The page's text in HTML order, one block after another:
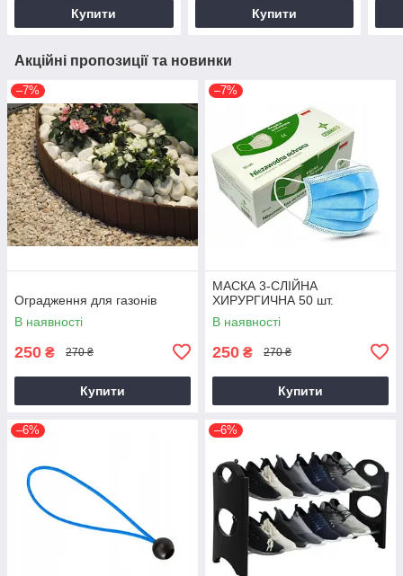
Купити Купити
Акційні пропозиції та новинки
–7%
Оградження для газонів
В наявності
250 ₴ 270 ₴
Купити
–7%
МАСКА 3-СЛІЙНА
ХИРУРГИЧНА 50 шт.
В наявності
250 ₴ 270 ₴
Купити
–6% –6%